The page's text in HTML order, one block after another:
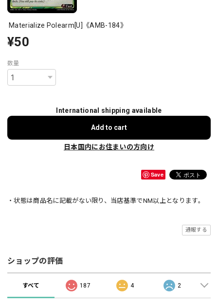
Materialize Polearm[U]《AMB-184》
¥50
数量
International shipping available
Add to cart
日本国内にお住まいの方向け
Save
・状態は商品名に記載がない限り、当店基準でNM以上となります。
通報する
ショップの評価
すべて 187 4 2